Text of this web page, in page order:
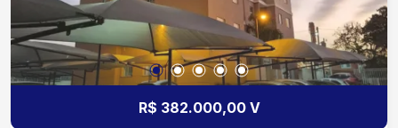
R$ 382.000,00 V